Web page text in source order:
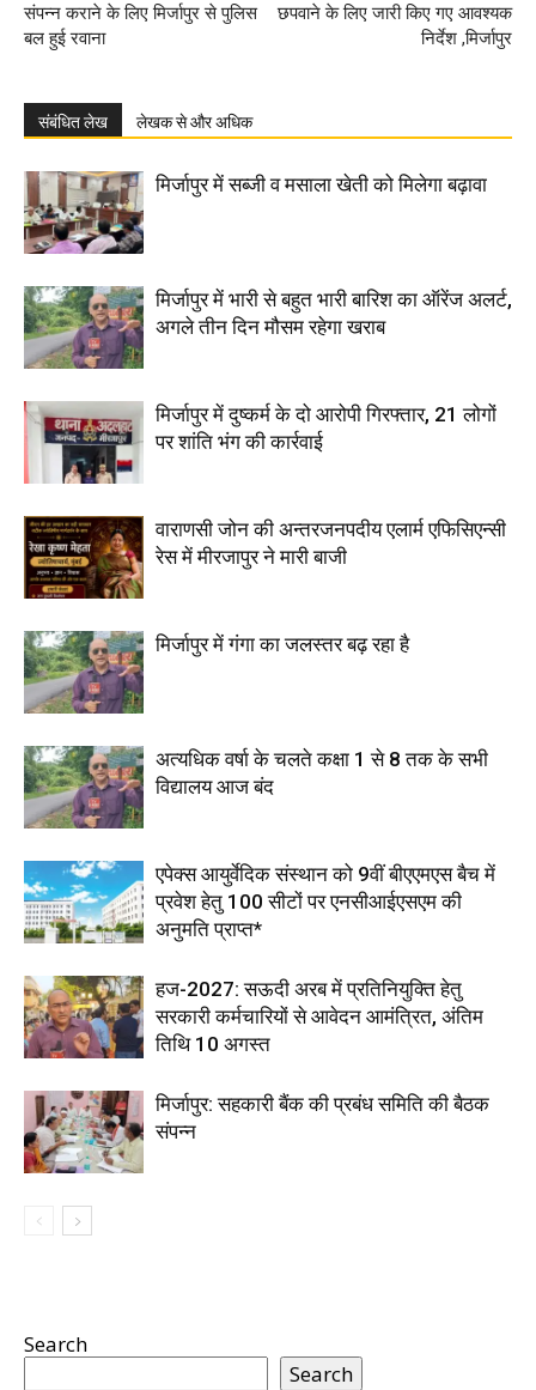
संपन्न कराने के लिए मिर्जापुर से पुलिस
बल हुई रवाना
छपवाने के लिए जारी किए गए आवश्यक
निर्देश ,मिर्जापुर
संबंधित लेख लेखक से और अधिक
मिर्जापुर में सब्जी व मसाला खेती को मिलेगा बढ़ावा
मिर्जापुर में भारी से बहुत भारी बारिश का ऑरेंज अलर्ट,
अगले तीन दिन मौसम रहेगा खराब
मिर्जापुर में दुष्कर्म के दो आरोपी गिरफ्तार, 21 लोगों
पर शांति भंग की कार्रवाई
वाराणसी जोन की अन्तरजनपदीय एलार्म एफिसिएन्सी
रेस में मीरजापुर ने मारी बाजी
मिर्जापुर में गंगा का जलस्तर बढ़ रहा है
अत्यधिक वर्षा के चलते कक्षा 1 से 8 तक के सभी
विद्यालय आज बंद
एपेक्स आयुर्वेदिक संस्थान को 9वीं बीएएमएस बैच में
प्रवेश हेतु 100 सीटों पर एनसीआईएसएम की
अनुमति प्राप्त*
हज-2027: सऊदी अरब में प्रतिनियुक्ति हेतु
सरकारी कर्मचारियों से आवेदन आमंत्रित, अंतिम
तिथि 10 अगस्त
मिर्जापुर: सहकारी बैंक की प्रबंध समिति की बैठक
संपन्न
Search
Search